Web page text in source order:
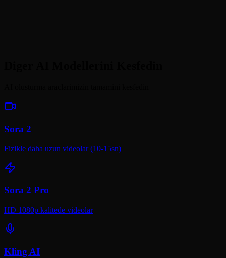
Sora 2
Fizikle daha uzun videolar (10-15sn)
Sora 2 Pro
HD 1080p kalitede videolar
Kling AI